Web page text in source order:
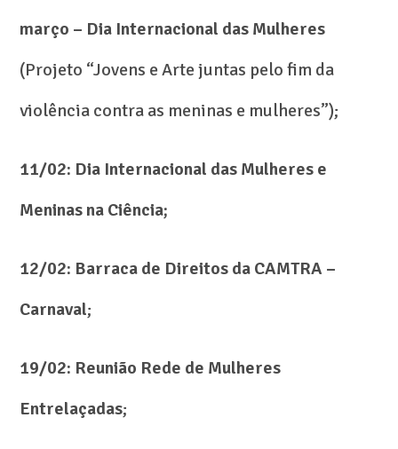
março – Dia Internacional das Mulheres
(Projeto “Jovens e Arte juntas pelo fim da
violência contra as meninas e mulheres”);
11/02: Dia Internacional das Mulheres e
Meninas na Ciência;
12/02: Barraca de Direitos da CAMTRA –
Carnaval;
19/02: Reunião Rede de Mulheres
Entrelaçadas;